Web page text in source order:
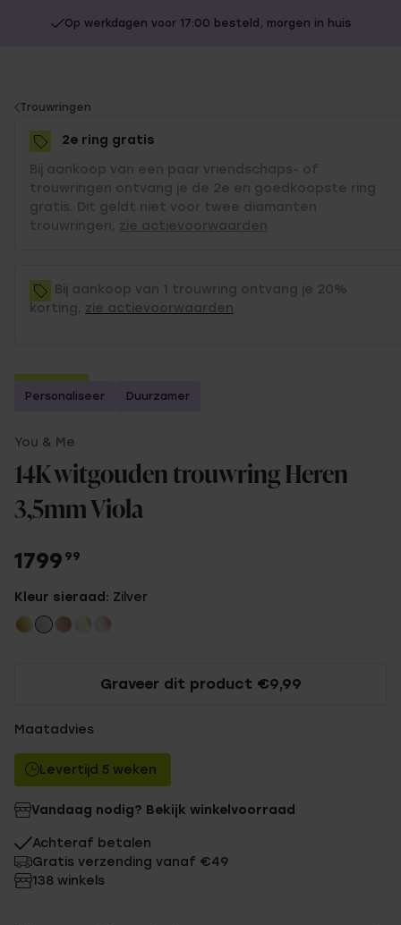
Op werkdagen voor 17:00 besteld, morgen in huis
You
are
here:
Trouwringen
2e ring gratis
Bij aankoop van een paar vriendschaps- of
trouwringen ontvang je de 2e en goedkoopste ring
gratis. Dit geldt niet voor twee diamanten
trouwringen, zie actievoorwaarden
Bij aankoop van 1 trouwring ontvang je 20%
korting, zie actievoorwaarden
2e gratis
Personaliseer Duurzamer
You & Me
14K witgouden trouwring Heren
3,5mm Viola
1799 99
Kleur sieraad: Zilver
Graveer dit product €9,99
Maatadvies
Levertijd 5 weken
Vandaag nodig? Bekijk winkelvoorraad
Achteraf betalen
Gratis verzending vanaf €49
138 winkels